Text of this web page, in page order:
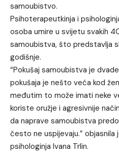
samoubistvo.
Psihoterapeutkinja i
osoba umire u svijetu svakih
samoubistva, što predstavlja
godišnje.
“Pokušaj samoubistva je
pokušaja je nešto veća kod
međutim to može imati neke
koriste oružje i agresivnije
da naprave samoubistva
često ne uspijevaju.”
psihologinja Ivana Trlin.